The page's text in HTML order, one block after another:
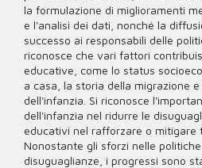
la formulazione di miglioramenti
e l'analisi dei dati, nonché la
successo ai responsabili delle
riconosce che vari fattori
educative, come lo status
a casa, la storia della migrazione
dell'infanzia. Si riconosce
dell'infanzia nel ridurre le
educativi nel rafforzare o mitigare
Nonostante gli sforzi nelle
disuguaglianze, i progressi sono